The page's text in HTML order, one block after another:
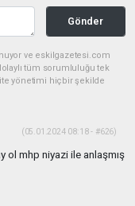
Gönder
ve eskilgazetesi.com
tüm sorumluluğu tek
yönetimi hiçbir şekilde
(05.01.2024 08:18 - #626)
mhp niyazi ile anlaşmış